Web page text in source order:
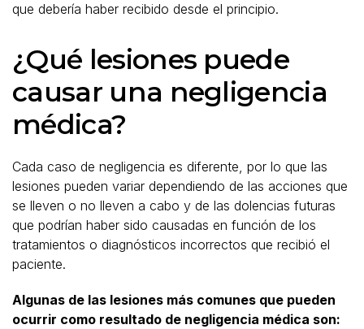
que debería haber recibido desde el principio.
¿Qué lesiones puede
causar una negligencia
médica?
Cada caso de negligencia es diferente, por lo que las
lesiones pueden variar dependiendo de las acciones que
se lleven o no lleven a cabo y de las dolencias futuras
que podrían haber sido causadas en función de los
tratamientos o diagnósticos incorrectos que recibió el
paciente.
Algunas de las lesiones más comunes que pueden
ocurrir como resultado de negligencia médica son: